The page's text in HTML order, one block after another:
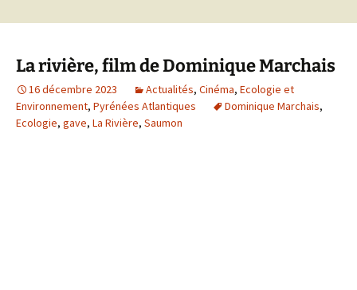
La rivière, film de Dominique Marchais
16 décembre 2023 Actualités, Cinéma, Ecologie et
Environnement, Pyrénées Atlantiques Dominique Marchais,
Ecologie, gave, La Rivière, Saumon